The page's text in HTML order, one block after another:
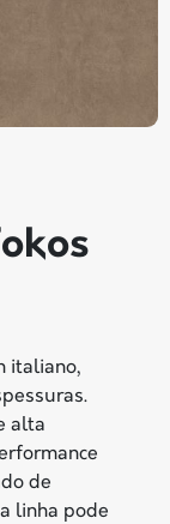
italiano,
alta
de
linha pode